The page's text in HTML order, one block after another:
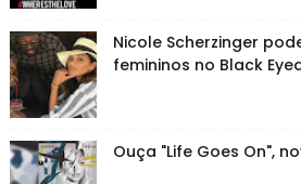
Nicole Scherzinger
femininos no Black
Ouça "Life Goes On",